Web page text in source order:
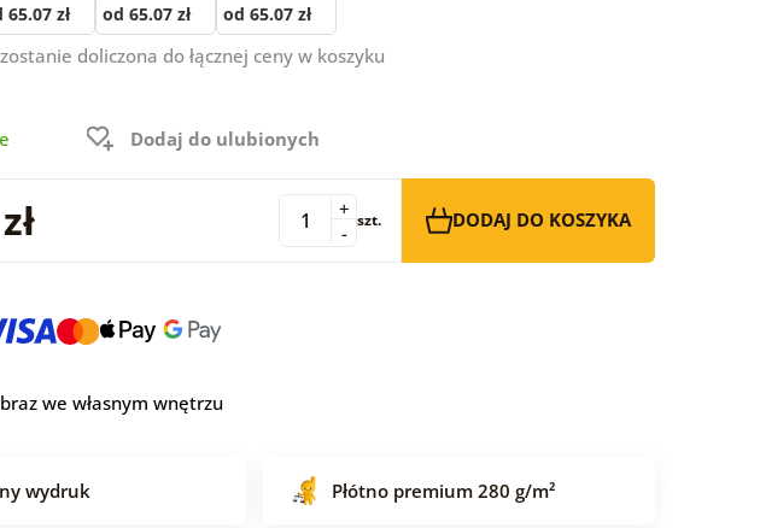
65.07 zł od 65.07 zł od 65.07 zł
doliczona do łącznej ceny w koszyku
Dodaj do ulubionych
-
+ szt. DODAJ DO KOSZYKA
we własnym wnętrzu
wydruk Płótno premium 280 g/m²